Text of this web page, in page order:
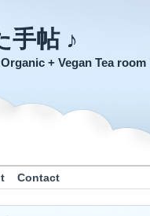
手帖 ♪
+ Vegan Tea
Contact